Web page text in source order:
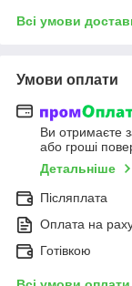
Всі умови
Умови оплати
Ви отримаєте
або гроші
Детальніше
Післяплата
Оплата на
Готівкою